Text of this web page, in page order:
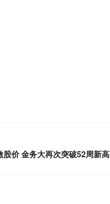
股价 金务大再次突破52周新高